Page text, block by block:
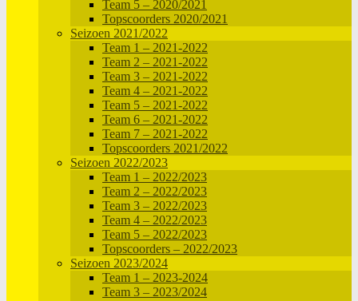
Team 5 – 2020/2021
Topscoorders 2020/2021
Seizoen 2021/2022
Team 1 – 2021-2022
Team 2 – 2021-2022
Team 3 – 2021-2022
Team 4 – 2021-2022
Team 5 – 2021-2022
Team 6 – 2021-2022
Team 7 – 2021-2022
Topscoorders 2021/2022
Seizoen 2022/2023
Team 1 – 2022/2023
Team 2 – 2022/2023
Team 3 – 2022/2023
Team 4 – 2022/2023
Team 5 – 2022/2023
Topscoorders – 2022/2023
Seizoen 2023/2024
Team 1 – 2023-2024
Team 3 – 2023/2024